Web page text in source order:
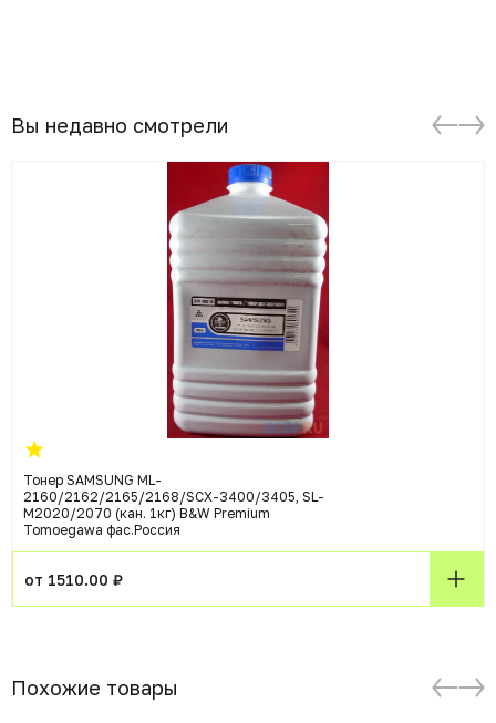
Вы недавно смотрели
Тонер SAMSUNG ML-
2160/2162/2165/2168/SCX-3400/3405, SL-
M2020/2070 (кан. 1кг) B&W Premium
Tomoegawa фас.Россия
от 1510.00 ₽
Похожие товары